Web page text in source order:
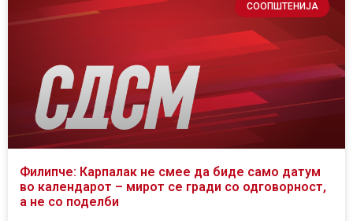
СООПШТЕНИЈА
Филипче: Карпалак не смее да биде само датум
во календарот – мирот се гради со одговорност,
а не со поделби